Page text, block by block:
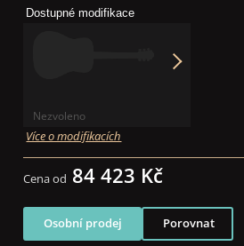
Dostupné modifikace
Nezvoleno
Více o modifikacích
Cena od 84 423 Kč
Osobní prodej Porovnat